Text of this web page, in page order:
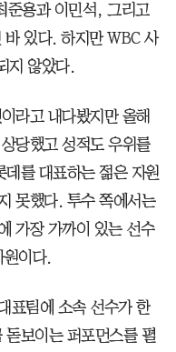
준용과 이민석, 그리고
바 있다. 하지만 WBC 사
지 않았다.
라고 내다봤지만 올해
당했고 성적도 우위를
를 대표하는 젊은 자원
못했다. 투수 쪽에서는
가장 가까이 있는 선수
이다.
표팀에 소속 선수가 한
돋보이는 퍼포먼스를 펼